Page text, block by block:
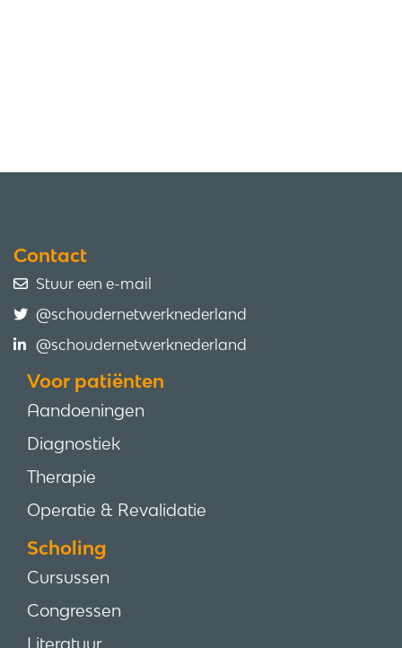
Contact
Stuur een e-mail
@schoudernetwerknederland
@schoudernetwerknederland
Voor patiënten
Aandoeningen
Diagnostiek
Therapie
Operatie & Revalidatie
Scholing
Cursussen
Congressen
Literatuur